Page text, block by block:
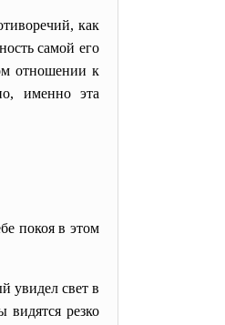
как
самой его
отношении к
именно эта
покоя в этом
увидел свет в
резко